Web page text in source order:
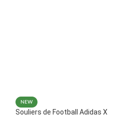
NEW
Souliers de Football Adidas X